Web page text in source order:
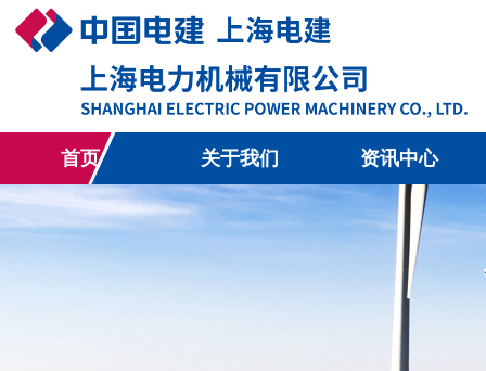
首页 关于我们 资讯中心